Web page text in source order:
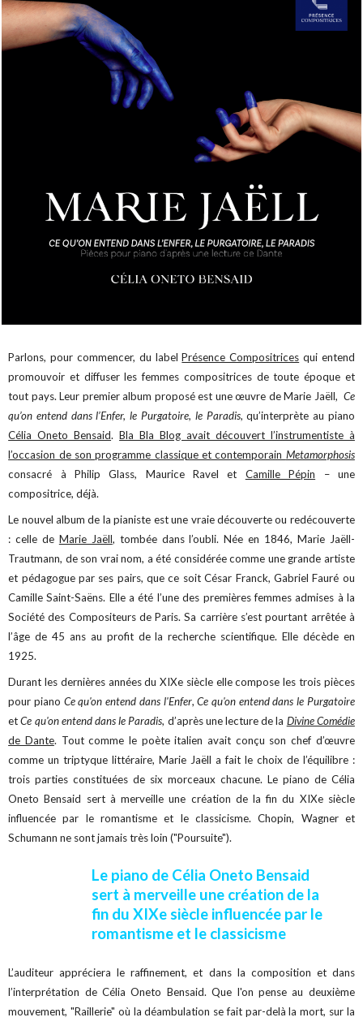
Parlons, pour commencer, du labelPrésence Compositrices qui entend
promouvoir et diffuser les femmes compositrices de toute époque et
tout pays. Leur premier album proposé est une œuvre de Marie Jaëll, Ce
qu’on entend dans l’Enfer, le Purgatoire, le Paradis, qu’interprète au piano
Célia Oneto Bensaid.Bla Bla Blog avait découvert l’instrumentiste à
l’occasion de son programme classique et contemporain Metamorphosis
consacré à Philip Glass, Maurice Ravel et Camille Pépin – une
compositrice, déjà.
Le nouvel album de la pianiste est une vraie découverte ou redécouverte
: celle de Marie Jaëll, tombée dans l’oubli. Née en 1846, Marie Jaëll-
Trautmann, de son vrai nom, a été considérée comme une grande artiste
et pédagogue par ses pairs, que ce soit César Franck, Gabriel Fauré ou
Camille Saint-Saëns. Elle a été l’une des premières femmes admises à la
Société des Compositeurs de Paris. Sa carrière s’est pourtant arrêtée à
l’âge de 45 ans au profit de la recherche scientifique. Elle décède en
1925.
Durant les dernières années du XIXe siècle elle compose les trois pièces
pour piano Ce qu'on entend dans l'Enfer,Ce qu'on entend dans le Purgatoire
etCe qu'on entend dans le Paradis, d’après une lecture de la Divine Comédie
de Dante. Tout comme le poète italien avait conçu son chef d’œuvre
comme un triptyque littéraire, Marie Jaëll a fait le choix de l’équilibre :
trois parties constituées de six morceaux chacune. Le piano de Célia
Oneto Bensaid sert à merveille une création de la fin du XIXe siècle
influencée par le romantisme et le classicisme. Chopin, Wagner et
Schumann ne sont jamais très loin ("Poursuite").
Le piano de Célia Oneto Bensaid
sert à merveille une création de la
fin du XIXe siècle influencée par le
romantisme et le classicisme
L’auditeur appréciera le raffinement, et dans la composition et dans
l’interprétation de Célia Oneto Bensaid. Que l'on pense au deuxième
mouvement, "Raillerie" où la déambulation se fait par-delà la mort, sur la